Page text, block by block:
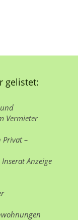
gelistet:
Vermieter
–
Anzeige